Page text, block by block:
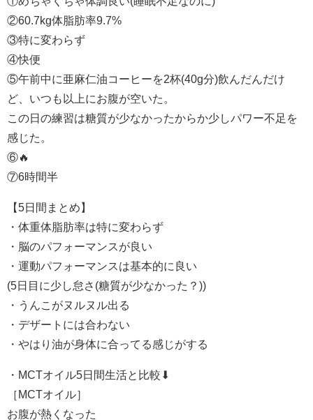
②60.7kg体脂肪率9.7%
③特に変わらず
④快便
⑤午前中に亜麻仁油コーヒーを2杯(40g分)飲んだんだけ
ど、いつも以上にお腹が空いた。
この日の練習は糖質が少なかったからか少しパワー不足を
感じた。
⑥🔥
⑦6時間半
【5日間まとめ】
・体重体脂肪率は特に変わらず
・脳のパフォーマンスが良い
・運動パフォーマンスは基本的に良い
(5日目に少し怠さ(糖質が少なかった？))
・うんこがヌルヌル出る
・デザートには合わない
・やはり油が身体に合ってる感じがする
・MCTオイル5日間生活と比較⬇︎
［MCTオイル］
お腹が熱くなった